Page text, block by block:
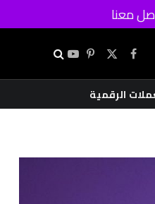
معنا
فيسبوك
X
(Twitter)
بينتيريست
يوتيوب
الرقمية